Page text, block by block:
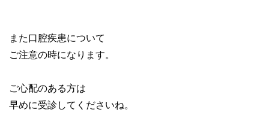
また口腔疾患について
ご注意の時になります。
ご心配のある方は
早めに受診してくださいね。